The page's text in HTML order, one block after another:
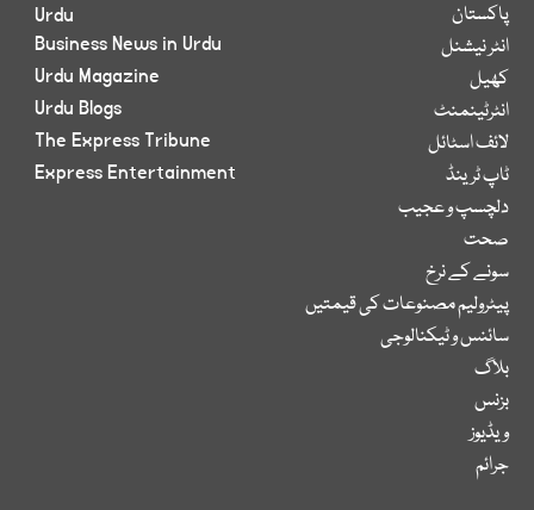
پاکستان
انٹر نیشنل
کھیل
انٹرٹینمنٹ
لائف اسٹائل
ٹاپ ٹرینڈ
دلچسپ و عجیب
صحت
سونے کے نرخ
پیٹرولیم مصنوعات کی قیمتیں
سائنس و ٹیکنالوجی
بلاگ
بزنس
ویڈیوز
جرائم
Urdu
Business News in Urdu
Urdu Magazine
Urdu Blogs
The Express Tribune
Express Entertainment